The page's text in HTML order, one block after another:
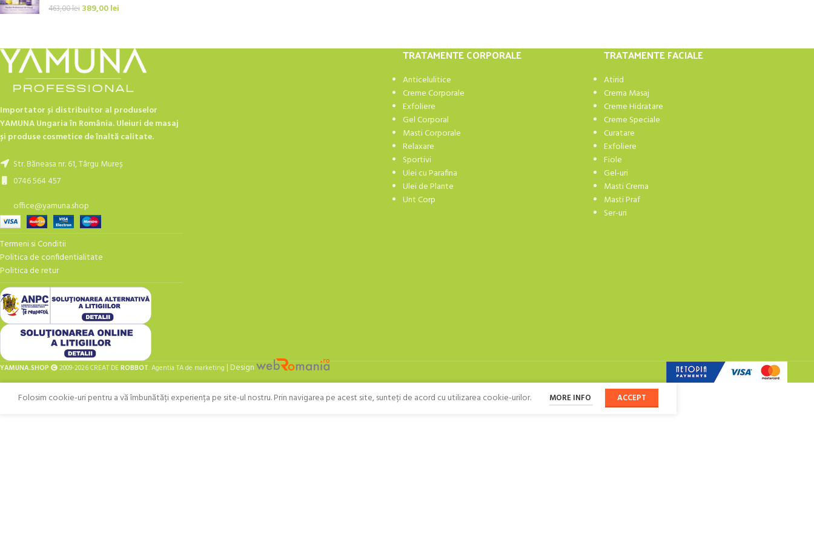
463,00lei 389,00lei
Importator și distribuitor al produselor
YAMUNA Ungaria în România. Uleiuri de masaj
și produse cosmetice de înaltă calitate.
Str. Băneasa nr. 61, Târgu Mureș
0746 564 457
office@yamuna.shop
Termeni si Conditii
Politica de confidentialitate
Politica de retur
TRATAMENTE CORPORALE
Anticelulitice
Creme Corporale
Exfoliere
Gel Corporal
Masti Corporale
Relaxare
Sportivi
Ulei cu Parafina
Ulei de Plante
Unt Corp
TRATAMENTE FACIALE
Atirid
Crema Masaj
Creme Hidratare
Creme Speciale
Curatare
Exfoliere
Fiole
Gel-uri
Masti Crema
Masti Praf
Ser-uri
YAMUNA.SHOP 2009-2026 CREAT DEROBBOT. Agentia TA de marketing | Design
Folosim cookie-uri pentru a vă îmbunătăți experiența pe site-ul nostru. Prin navigarea pe acest site, sunteți de acord cu utilizarea cookie-urilor. MORE INFO ACCEPT